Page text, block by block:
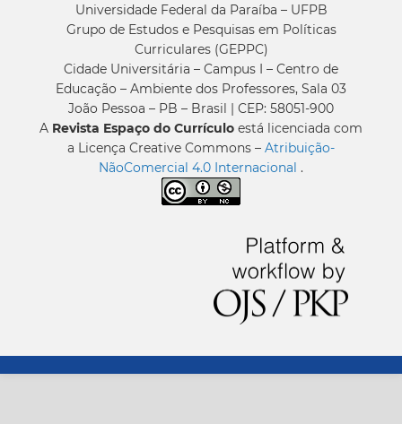
Universidade Federal da Paraíba – UFPB
Grupo de Estudos e Pesquisas em Políticas
Curriculares (GEPPC)
Cidade Universitária – Campus I – Centro de
Educação – Ambiente dos Professores, Sala 03
João Pessoa – PB – Brasil | CEP: 58051-900
A Revista Espaço do Currículo está licenciada com
a Licença Creative Commons – Atribuição-
NãoComercial 4.0 Internacional .